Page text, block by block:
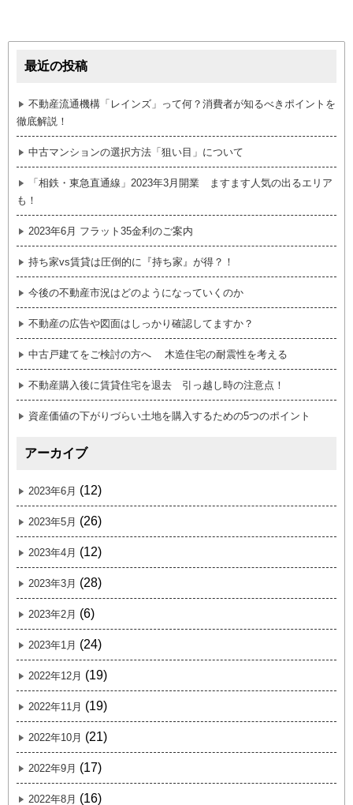
最近の投稿
不動産流通機構「レインズ」って何？消費者が知るべきポイントを
徹底解説！
中古マンションの選択方法「狙い目」について
「相鉄・東急直通線」2023年3月開業 ますます人気の出るエリア
も！
2023年6月 フラット35金利のご案内
持ち家vs賃貸は圧倒的に『持ち家』が得？！
今後の不動産市況はどのようになっていくのか
不動産の広告や図面はしっかり確認してますか？
中古戸建てをご検討の方へ 木造住宅の耐震性を考える
不動産購入後に賃貸住宅を退去 引っ越し時の注意点！
資産価値の下がりづらい土地を購入するための5つのポイント
アーカイブ
2023年6月 (12)
2023年5月 (26)
2023年4月 (12)
2023年3月 (28)
2023年2月 (6)
2023年1月 (24)
2022年12月 (19)
2022年11月 (19)
2022年10月 (21)
2022年9月 (17)
2022年8月 (16)